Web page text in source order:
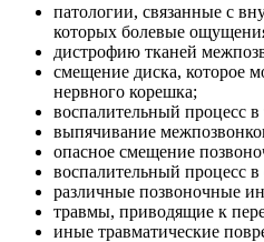
патологии, связанные с
которых болевые
дистрофию тканей
смещение диска, которое
нервного корешка;
воспалительный процесс в
выпячивание
опасное смещение
воспалительный процесс в
различные позвоночные
травмы, приводящие к
иные травматические